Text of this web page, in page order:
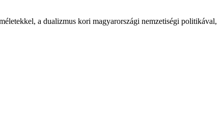
a dualizmus kori magyarországi nemzetiségi politikával,